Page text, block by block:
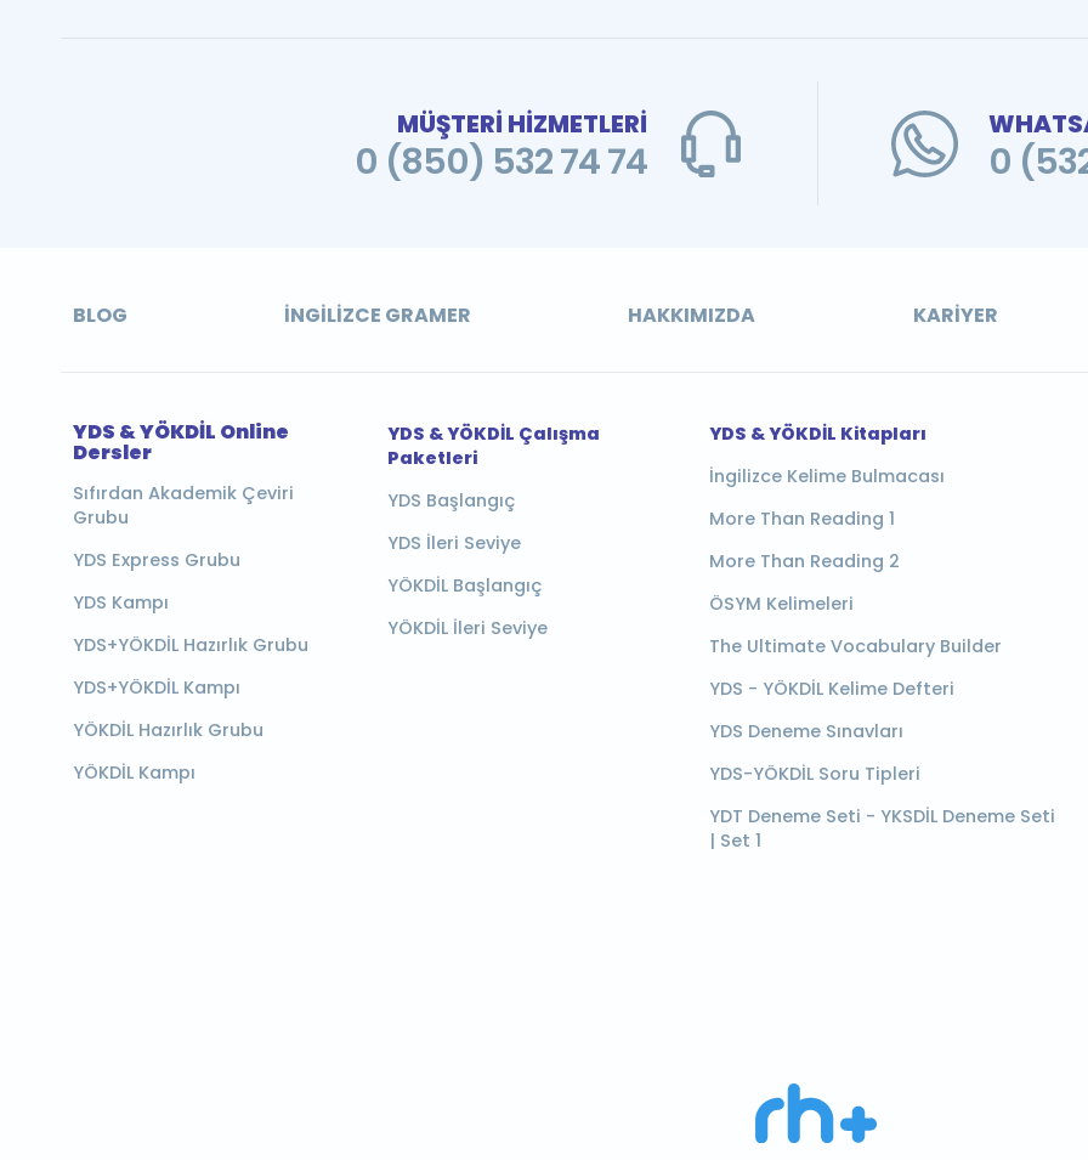
MÜŞTERİ HİZMETLERİ
0 (850) 532 74 74 0
BLOG İNGILIZCE GRAMER HAKKIMIZDA KARIYER
YDS & YÖKDİL Online
Dersler
Sıfırdan Akademik Çeviri
Grubu
YDS Express Grubu
YDS Kampı
YDS+YÖKDİL Hazırlık Grubu
YDS+YÖKDİL Kampı
YÖKDİL Hazırlık Grubu
YÖKDİL Kampı
YDS & YÖKDİL Çalışma
Paketleri
YDS Başlangıç
YDS İleri Seviye
YÖKDİL Başlangıç
YÖKDİL İleri Seviye
YDS & YÖKDİL Kitapları
İngilizce Kelime Bulmacası
More Than Reading 1
More Than Reading 2
ÖSYM Kelimeleri
The Ultimate Vocabulary Builder
YDS - YÖKDİL Kelime Defteri
YDS Deneme Sınavları
YDS-YÖKDİL Soru Tipleri
YDT Deneme Seti - YKSDİL Deneme Seti
| Set 1